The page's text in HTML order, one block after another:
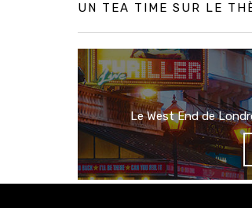
UN TEA TIME SUR LE
Le West End de